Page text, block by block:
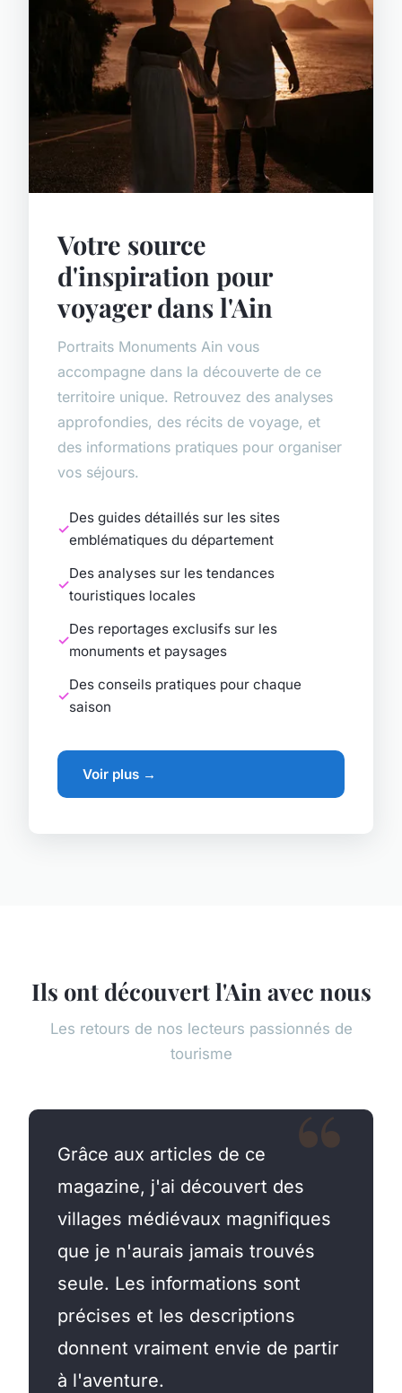
Votre source
d'inspiration pour
voyager dans l'Ain
Portraits Monuments Ain vous
accompagne dans la découverte de ce
territoire unique. Retrouvez des analyses
approfondies, des récits de voyage, et
des informations pratiques pour organiser
vos séjours.
Des guides détaillés sur les sites
emblématiques du département
Des analyses sur les tendances
touristiques locales
Des reportages exclusifs sur les
monuments et paysages
Des conseils pratiques pour chaque
saison
Voir plus →
Ils ont découvert l'Ain avec nous
Les retours de nos lecteurs passionnés de
tourisme
Grâce aux articles de ce
magazine, j'ai découvert des
villages médiévaux magnifiques
que je n'aurais jamais trouvés
seule. Les informations sont
précises et les descriptions
donnent vraiment envie de partir
à l'aventure.